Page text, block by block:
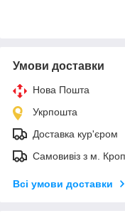
Умови доставки
Нова Пошта
Укрпошта
Доставка кур'єром
Самовивіз з м.
Всі умови доставки